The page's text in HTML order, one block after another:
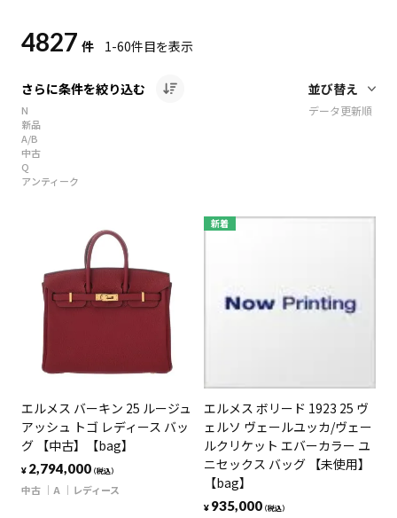
4827 件 1-60件目を表示
さらに条件を絞り込む
N
新品
A/B
中古
Q
アンティーク
データ更新順
エルメス バーキン 25 ルージュ
アッシュ トゴ レディース バッ
グ 【中古】【bag】
¥ 2,794,000（税込）
中古 A レディース
新着
エルメス ボリード 1923 25 ヴ
ェルソ ヴェールユッカ/ヴェー
ルクリケット エバーカラー ユ
ニセックス バッグ 【未使用】
【bag】
¥ 935,000（税込）